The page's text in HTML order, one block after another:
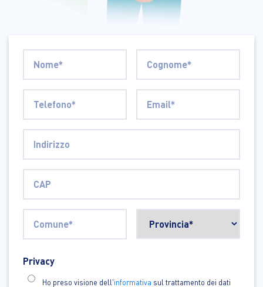
Privacy
Ho preso visione dell'informativa sul trattamento dei dati